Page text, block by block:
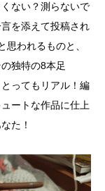
ない？測らないで
を添えて投稿され
われるものと、
独特の8本足
ってもリアル！編
ートな作品に仕上
た！